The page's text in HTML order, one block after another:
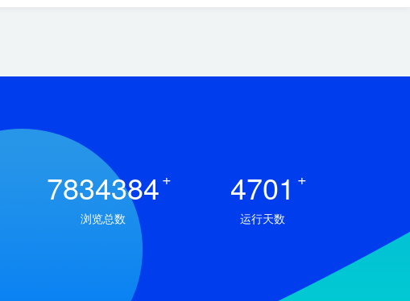
7834384+
浏览总数
4701 +
运行天数